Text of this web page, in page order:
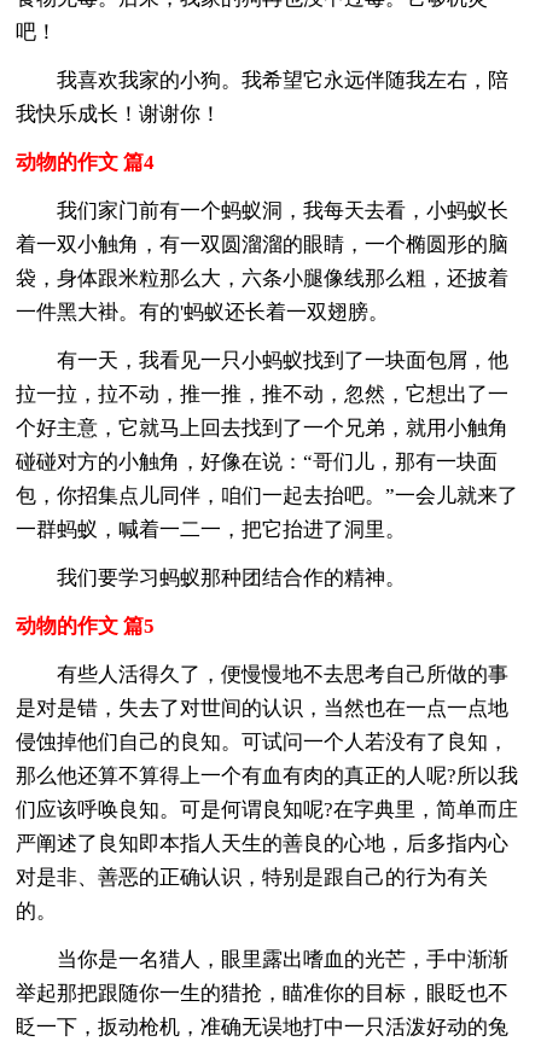
吧！
我喜欢我家的小狗。我希望它永远伴随我左右，陪
我快乐成长！谢谢你！
动物的作文 篇4
我们家门前有一个蚂蚁洞，我每天去看，小蚂蚁长
着一双小触角，有一双圆溜溜的眼睛，一个椭圆形的脑
袋，身体跟米粒那么大，六条小腿像线那么粗，还披着
一件黑大褂。有的'蚂蚁还长着一双翅膀。
有一天，我看见一只小蚂蚁找到了一块面包屑，他
拉一拉，拉不动，推一推，推不动，忽然，它想出了一
个好主意，它就马上回去找到了一个兄弟，就用小触角
碰碰对方的小触角，好像在说：“哥们儿，那有一块面
包，你招集点儿同伴，咱们一起去抬吧。”一会儿就来了
一群蚂蚁，喊着一二一，把它抬进了洞里。
我们要学习蚂蚁那种团结合作的精神。
动物的作文 篇5
有些人活得久了，便慢慢地不去思考自己所做的事
是对是错，失去了对世间的认识，当然也在一点一点地
侵蚀掉他们自己的良知。可试问一个人若没有了良知，
那么他还算不算得上一个有血有肉的真正的人呢?所以我
们应该呼唤良知。可是何谓良知呢?在字典里，简单而庄
严阐述了良知即本指人天生的善良的心地，后多指内心
对是非、善恶的正确认识，特别是跟自己的行为有关
的。
当你是一名猎人，眼里露出嗜血的光芒，手中渐渐
举起那把跟随你一生的猎抢，瞄准你的目标，眼眨也不
眨一下，扳动枪机，准确无误地打中一只活泼好动的兔